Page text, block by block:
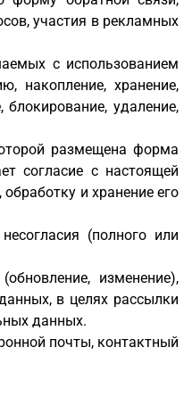
участия в рекламных
с использованием
накопление, хранение,
блокирование, удаление,
размещена форма
согласие с настоящей
и хранение его
(полного или
изменение),
в целях рассылки
данных.
почты, контактный